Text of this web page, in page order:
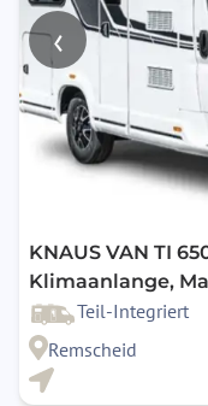
‹
KNAUS VAN TI
Klimaanlange,
Rückfahrkamera,
Teil-Integriert
Remscheid